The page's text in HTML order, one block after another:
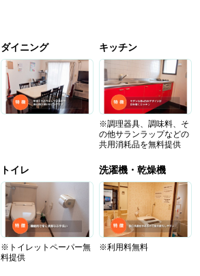
ダイニング キッチン
※調理器具、調味料、そ
の他サランラップなどの
共用消耗品を無料提供
トイレ
※トイレットペーパー無
料提供
洗濯機・乾燥機
※利用料無料